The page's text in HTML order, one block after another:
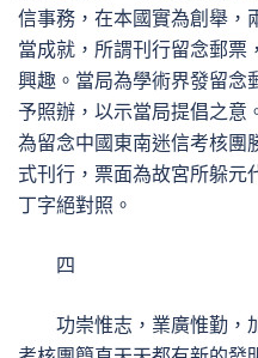
信事務，在本國實為創舉，
當成就，所謂刊行留念郵票
興趣。當局為學術界發留念
予照辦，以示當局提倡之意
為留念中國東南迷信考核團
式刊行，票面為故宮所躲元
丁字絕對照。
四
功崇惟志，業廣惟勤，